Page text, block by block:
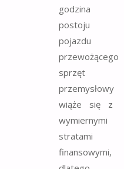
godzina
postoju
pojazdu
przewożącego
sprzęt
przemysłowy
wiąże się z
wymiernymi
stratami
finansowymi,